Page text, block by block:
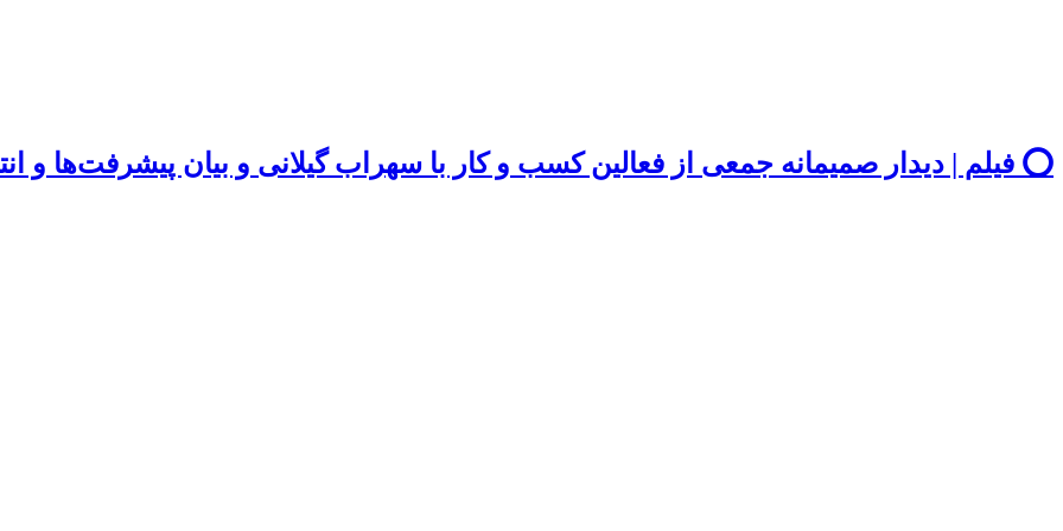
⭕️ فیلم | دیدار صمیمانه جمعی از فعالین کسب و کار با سهراب گیلانی و بیان پیشرفت‌ها و